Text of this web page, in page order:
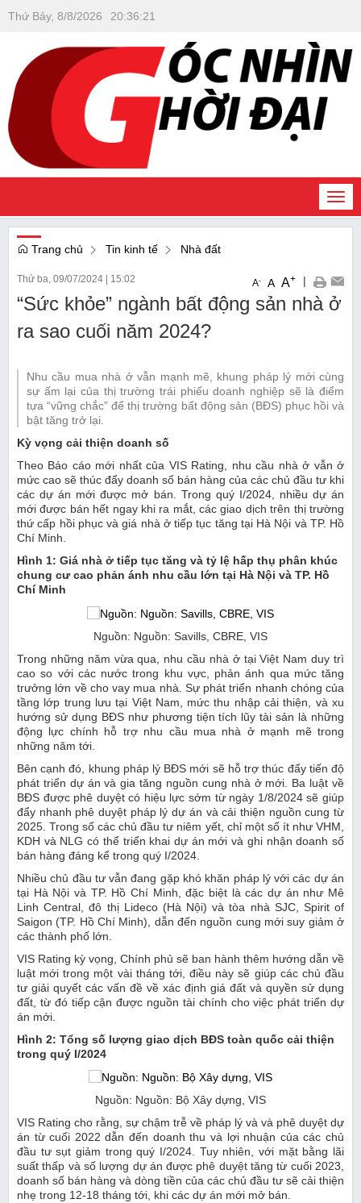
Thứ Bảy, 8/8/2026 20:36:21
Trang chủ Tin kinh tế Nhà đất
Thứ ba, 09/07/2024 15:02 A- A A+ |
“Sức khỏe” ngành bất động sản nhà ở
ra sao cuối năm 2024?
Nhu cầu mua nhà ở vẫn mạnh mẽ, khung pháp lý mới cùng
sự ấm lại của thị trường trái phiếu doanh nghiệp sẽ là điểm
tựa “vững chắc” để thị trường bất động sản (BĐS) phục hồi và
bật tăng trở lại.
Kỳ vọng cải thiện doanh số
Theo Báo cáo mới nhất của VIS Rating, nhu cầu nhà ở vẫn ở
mức cao sẽ thúc đẩy doanh số bán hàng của các chủ đầu tư khi
các dự án mới được mở bán. Trong quý I/2024, nhiều dự án
mới được bán hết ngay khi ra mắt, các giao dịch trên thị trường
thứ cấp hồi phục và giá nhà ở tiếp tục tăng tại Hà Nội và TP. Hồ
Chí Minh.
Hình 1: Giá nhà ở tiếp tục tăng và tỷ lệ hấp thụ phân khúc
chung cư cao phản ánh nhu cầu lớn tại Hà Nội và TP. Hồ
Chí Minh
Nguồn: Nguồn: Savills, CBRE, VIS
Trong những năm vừa qua, nhu cầu nhà ở tại Việt Nam duy trì
cao so với các nước trong khu vực, phản ánh qua mức tăng
trưởng lớn về cho vay mua nhà. Sự phát triển nhanh chóng của
tầng lớp trung lưu tại Việt Nam, mức thu nhập cải thiện, và xu
hướng sử dụng BĐS như phương tiện tích lũy tài sản là những
động lực chính hỗ trợ nhu cầu mua nhà ở mạnh mẽ trong
những năm tới.
Bên cạnh đó, khung pháp lý BĐS mới sẽ hỗ trợ thúc đẩy tiến độ
phát triển dự án và gia tăng nguồn cung nhà ở mới. Ba luật về
BĐS được phê duyệt có hiệu lực sớm từ ngày 1/8/2024 sẽ giúp
đẩy nhanh phê duyệt pháp lý dự án và cải thiện nguồn cung từ
2025. Trong số các chủ đầu tư niêm yết, chỉ một số ít như VHM,
KDH và NLG có thể triển khai dự án mới và ghi nhận doanh số
bán hàng đáng kể trong quý I/2024.
Nhiều chủ đầu tư vẫn đang gặp khó khăn pháp lý với các dự án
tại Hà Nội và TP. Hồ Chí Minh, đặc biệt là các dự án như Mê
Linh Central, đô thị Lideco (Hà Nội) và tòa nhà SJC, Spirit of
Saigon (TP. Hồ Chí Minh), dẫn đến nguồn cung mới suy giảm ở
các thành phố lớn.
VIS Rating kỳ vọng, Chính phủ sẽ ban hành thêm hướng dẫn về
luật mới trong một vài tháng tới, điều này sẽ giúp các chủ đầu
tư giải quyết các vấn đề về xác định giá đất và quyền sử dụng
đất, từ đó tiếp cận được nguồn tài chính cho việc phát triển dự
án mới.
Hình 2: Tổng số lượng giao dịch BĐS toàn quốc cải thiện
trong quý I/2024
Nguồn: Nguồn: Bộ Xây dựng, VIS
VIS Rating cho rằng, sự chậm trễ về pháp lý và và phê duyệt dự
án từ cuối 2022 dẫn đến doanh thu và lợi nhuận của các chủ
đầu tư sụt giảm trong quý I/2024. Tuy nhiên, với mặt bằng lãi
suất thấp và số lượng dự án được phê duyệt tăng từ cuối 2023,
doanh số bán hàng và dòng tiền của các chủ đầu tư sẽ cải thiện
nhẹ trong 12-18 tháng tới, khi các dự án mới mở bán.